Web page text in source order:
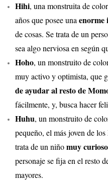
Hihi, una monstruita de
años que posee una enorme
de cosas. Se trata de un
sea algo nerviosa en según
Hoho, un monstruito de
muy activo y optimista, que
de ayudar al resto de
fácilmente, y, busca hacer
Huhu, un monstruito de
pequeño, el más joven de
trata de un niñomuy
personaje se fija en el resto
mayores.